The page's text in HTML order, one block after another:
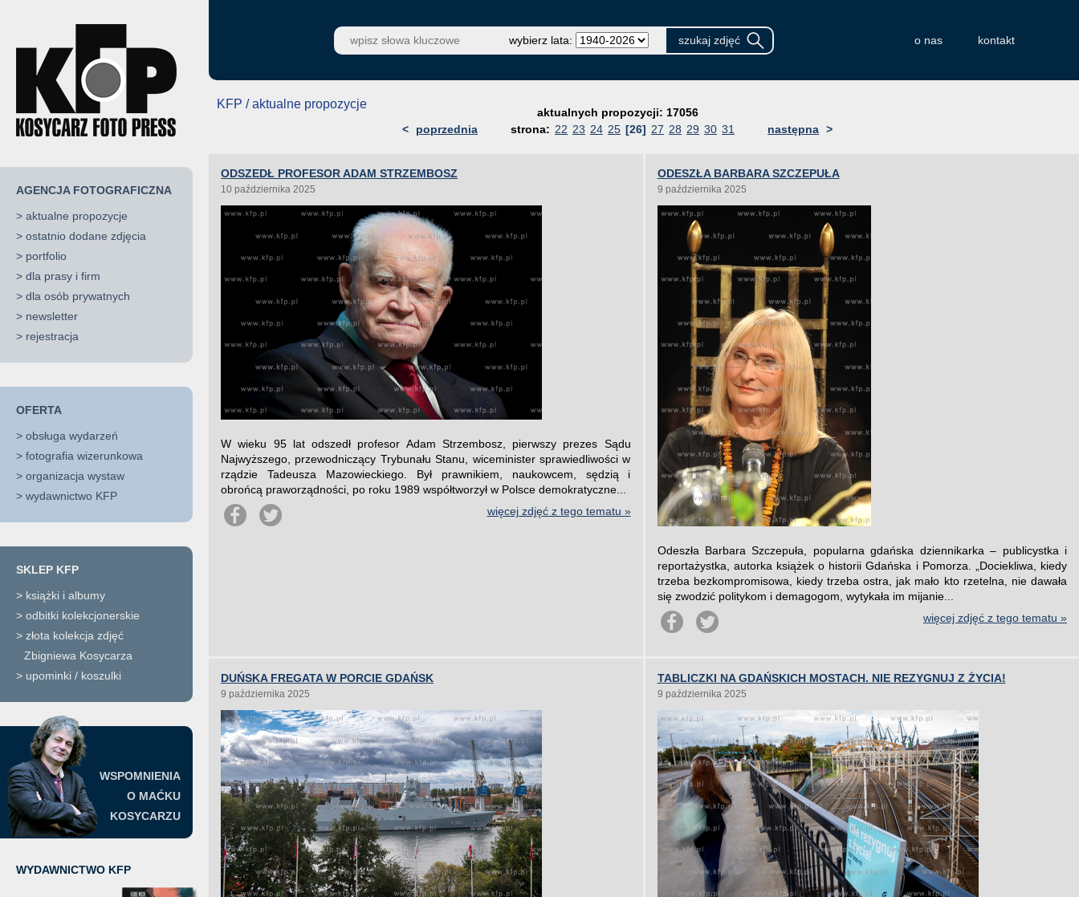
AGENCJA FOTOGRAFICZNA
> aktualne propozycje
> ostatnio dodane zdjęcia
> portfolio
> dla prasy i firm
> dla osób prywatnych
> newsletter
> rejestracja
OFERTA
> obsługa wydarzeń
> fotografia wizerunkowa
> organizacja wystaw
> wydawnictwo KFP
SKLEP KFP
> książki i albumy
> odbitki kolekcjonerskie
> złota kolekcja zdjęć
Zbigniewa Kosycarza
> upominki / koszulki
WSPOMNIENIA
O MAĆKU
KOSYCARZU
WYDAWNICTWO KFP
wybierz lata: o nas kontakt
KFP / aktualne propozycje
aktualnych propozycji: 17056
<
poprzednia strona: 22 23 24 25 [26] 27 28 29 30 31 następna >
ODSZEDŁ PROFESOR ADAM STRZEMBOSZ
10 października 2025
W wieku 95 lat odszedł profesor Adam Strzembosz, pierwszy prezes Sądu
Najwyższego, przewodniczący Trybunału Stanu, wiceminister sprawiedliwości w
rządzie Tadeusza Mazowieckiego. Był prawnikiem, naukowcem, sędzią i
obrońcą praworządności, po roku 1989 współtworzył w Polsce demokratyczne...
więcej zdjęć z tego tematu »
ODESZŁA BARBARA SZCZEPUŁA
9 października 2025
Odeszła Barbara Szczepuła, popularna gdańska dziennikarka – publicystka i
reportażystka, autorka książek o historii Gdańska i Pomorza. „Dociekliwa, kiedy
trzeba bezkompromisowa, kiedy trzeba ostra, jak mało kto rzetelna, nie dawała
się zwodzić politykom i demagogom, wytykała im mijanie...
więcej zdjęć z tego tematu »
DUŃSKA FREGATA W PORCIE GDAŃSK
9 października 2025
TABLICZKI NA GDAŃSKICH MOSTACH. NIE REZYGNUJ Z ŻYCIA!
9 października 2025